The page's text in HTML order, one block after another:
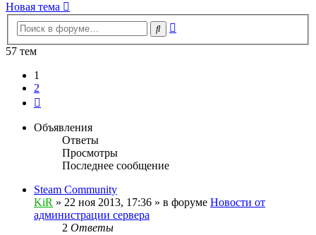
Новая тема
Поиск
57 тем
1
2
Объявления
Ответы
Просмотры
Последнее сообщение
Steam Community
KiR » 22 ноя 2013, 17:36 » в форуме Новости от
администрации сервера
2 Ответы